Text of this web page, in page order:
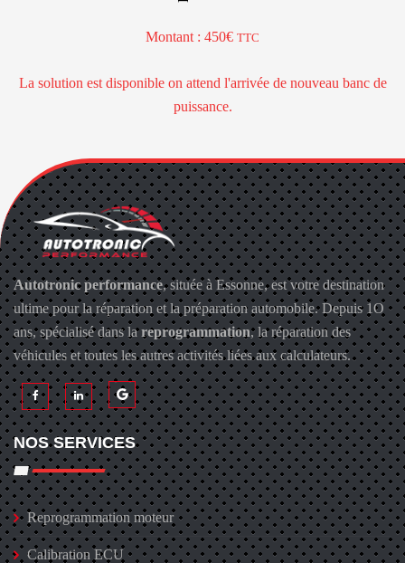
Montant : 450€ TTC
La solution est disponible on attend l'arrivée de nouveau banc de
puissance.
Autotronic performance, située à Essonne, est votre destination
ultime pour la réparation et la préparation automobile. Depuis 1O
ans, spécialisé dans lareprogrammation, la réparation des
véhicules et toutes les autres activités liées aux calculateurs.
NOS SERVICES
Reprogrammation moteur
Calibration ECU